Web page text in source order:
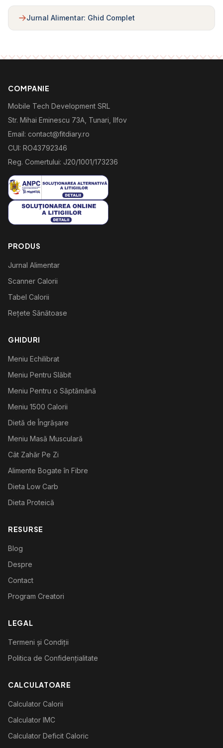
Jurnal Alimentar: Ghid Complet
COMPANIE
Mobile Tech Development SRL
Str. Mihai Eminescu 73A, Tunari, Ilfov
Email: contact@fitdiary.ro
CUI: RO43792346
Reg. Comertului: J20/1001/173236
PRODUS
Jurnal Alimentar
Scanner Calorii
Tabel Calorii
Rețete Sănătoase
GHIDURI
Meniu Echilibrat
Meniu Pentru Slăbit
Meniu Pentru o Săptămână
Meniu 1500 Calorii
Dietă de Îngrășare
Meniu Masă Musculară
Cât Zahăr Pe Zi
Alimente Bogate în Fibre
Dieta Low Carb
Dieta Proteică
RESURSE
Blog
Despre
Contact
Program Creatori
LEGAL
Termeni și Condiții
Politica de Confidențialitate
CALCULATOARE
Calculator Calorii
Calculator IMC
Calculator Deficit Caloric